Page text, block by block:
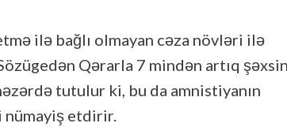
ilə bağlı olmayan cəza növləri ilə
Qərarla 7 mindən artıq
tutulur ki, bu da amnistiyanın
nümayiş etdirir.